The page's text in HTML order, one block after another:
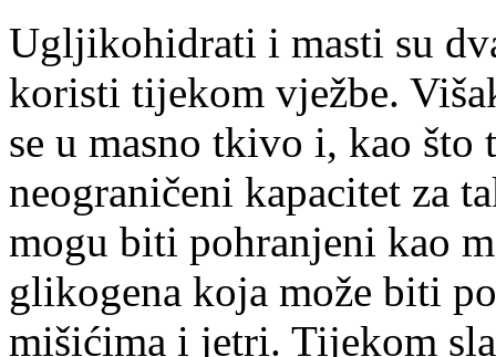
Ugljikohidrati i masti su
koristi tijekom vježbe.
se u masno tkivo i, kao
neograničeni kapacitet za
mogu biti pohranjeni kao
glikogena koja može biti
mišićima i jetri. Tijekom